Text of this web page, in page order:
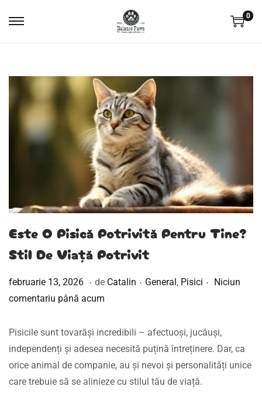
0
Este O Pisică Potrivită Pentru Tine?
Stil De Viață Potrivit
Publicat pe
februarie 13, 2026
e
r
u
a
r
. de Catalin . Publicat în
General, Pisici . Niciun
comentariu până acum
Pisicile sunt tovarăși incredibili – afectuoși, jucăuși,
independenți și adesea necesită puțină întreținere. Dar, ca
orice animal de companie, au și nevoi și personalități unice
care trebuie să se alinieze cu stilul tău de viață.